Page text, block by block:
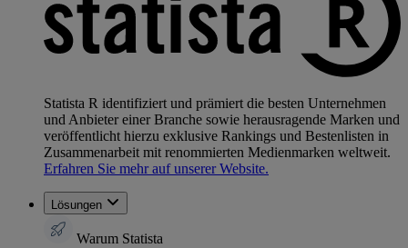
Statista R identifiziert und prämiert die besten Unternehmen
und Anbieter einer Branche sowie herausragende Marken und
veröffentlicht hierzu exklusive Rankings und Bestenlisten in
Zusammenarbeit mit renommierten Medienmarken weltweit.
Erfahren Sie mehr auf unserer Website.
Lösungen
Warum Statista